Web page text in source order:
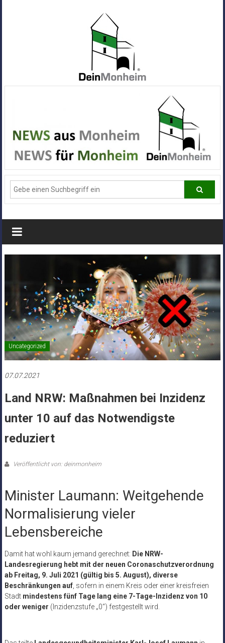
Alle
News
aus
Deiner
Stadt
Monheim
Uncategorized
07.07.2021
Land NRW: Maßnahmen bei Inzidenz
unter 10 auf das Notwendigste
reduziert
Veröffentlicht von: deinmonheim
Minister Laumann: Weitgehende
Normalisierung vieler
Lebensbereiche
Damit hat wohl kaum jemand gerechnet: Die NRW-
Landesregierung hebt mit der neuen Coronaschutzverordnung
ab Freitag, 9. Juli 2021 (gültig bis 5. August), diverse
Beschränkungen auf, sofern in einem Kreis oder einer kreisfreien
Stadt mindestens fünf Tage lang eine 7-Tage-Inzidenz von 10
oder weniger (Inzidenzstufe „0“) festgestellt wird.